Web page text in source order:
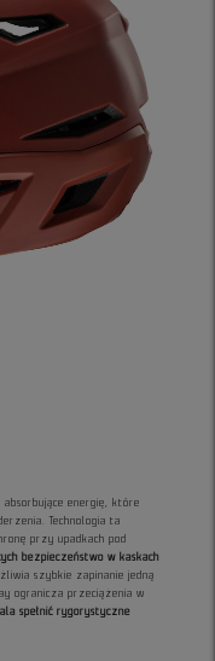
energię, które
Technologia ta
przy upadkach pod
bezpieczeństwo w kaskach
szybkie zapinanie jedną
ogranicza przeciążenia w
spełnić rygorystyczne